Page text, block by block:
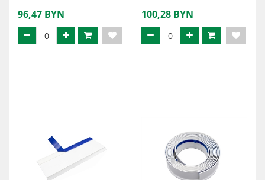
96,47 BYN
100,28 BYN